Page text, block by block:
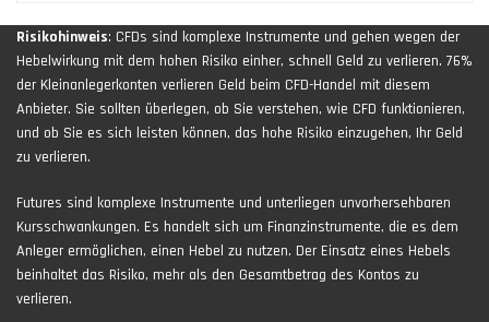
Risikohinweis: CFDs sind komplexe Instrumente und gehen wegen der
Hebelwirkung mit dem hohen Risiko einher, schnell Geld zu verlieren. 76%
der Kleinanlegerkonten verlieren Geld beim CFD-Handel mit diesem
Anbieter. Sie sollten überlegen, ob Sie verstehen, wie CFD funktionieren,
und ob Sie es sich leisten können, das hohe Risiko einzugehen, Ihr Geld
zu verlieren.
Futures sind komplexe Instrumente und unterliegen unvorhersehbaren
Kursschwankungen. Es handelt sich um Finanzinstrumente, die es dem
Anleger ermöglichen, einen Hebel zu nutzen. Der Einsatz eines Hebels
beinhaltet das Risiko, mehr als den Gesamtbetrag des Kontos zu
verlieren.